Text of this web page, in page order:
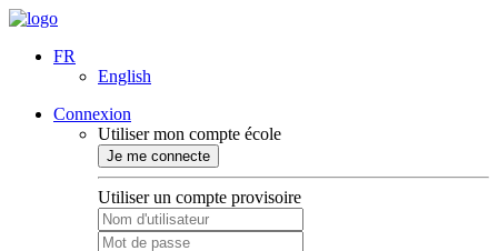
FR
English
Connexion
Utiliser mon compte école
Je me connecte
Utiliser un compte provisoire